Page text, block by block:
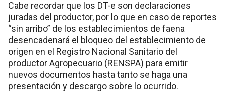
Cabe recordar que los DT-e son declaraciones
juradas del productor, por lo que en caso de reportes
“sin arribo” de los establecimientos de faena
desencadenará el bloqueo del establecimiento de
origen en el Registro Nacional Sanitario del
productor Agropecuario (RENSPA) para emitir
nuevos documentos hasta tanto se haga una
presentación y descargo sobre lo ocurrido.